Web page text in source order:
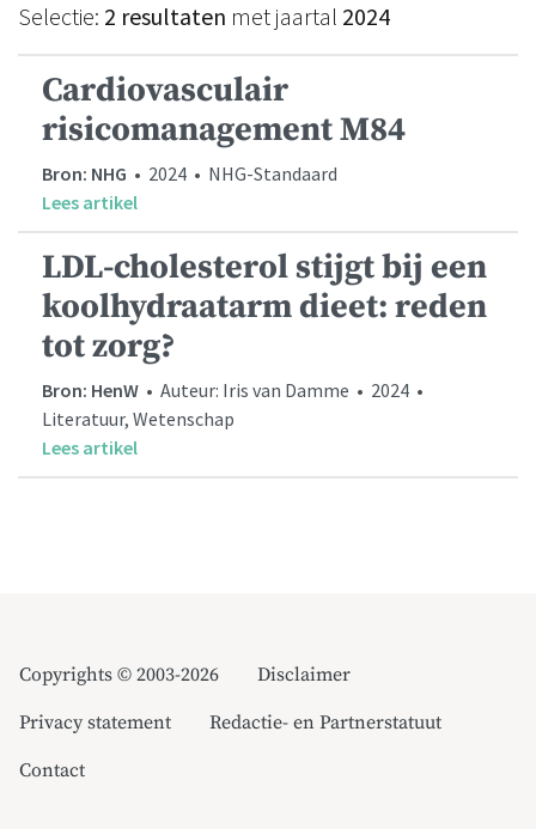
Selectie: 2 resultaten met jaartal 2024
Cardiovasculair
risicomanagement M84
Bron: NHG • 2024 • NHG-Standaard
Lees artikel
LDL-cholesterol stijgt bij een
koolhydraatarm dieet: reden
tot zorg?
Bron: HenW • Auteur: Iris van Damme • 2024 •
Literatuur, Wetenschap
Lees artikel
Copyrights © 2003-2026
Disclaimer
Privacy statement
Redactie- en Partnerstatuut
Contact